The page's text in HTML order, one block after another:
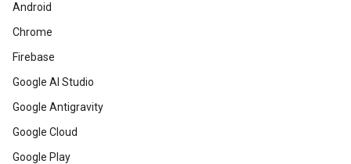
Android
Chrome
Firebase
Google AI Studio
Google Antigravity
Google Cloud
Google Play